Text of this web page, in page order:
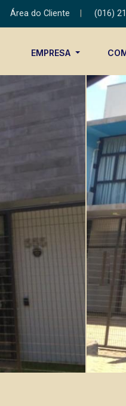
Área do Cliente (016)
EMPRESA